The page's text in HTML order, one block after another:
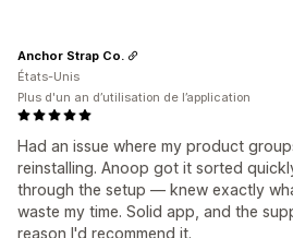
Had an issue where my product
reinstalling. Anoop got it sorted
through the setup — knew exactly
waste my time. Solid app, and the
reason I'd recommend it.
Anchor Strap Co.
États-Unis
Plus d'un an d’utilisation de l’application